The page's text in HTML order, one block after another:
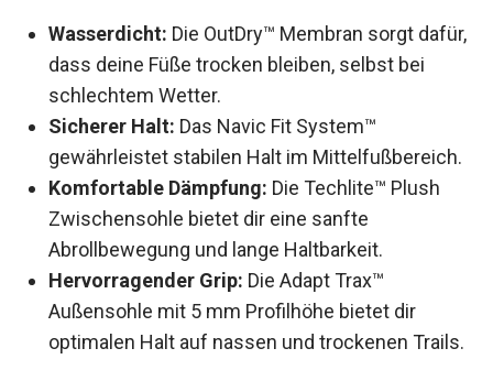
dafür, dass deine Füße trocken bleiben, selbst
bei schlechtem Wetter.
Sicherer Halt: Das Navic Fit System™
gewährleistet stabilen Halt im
Mittelfußbereich.
Komfortable Dämpfung: Die Techlite™ Plush
Zwischensohle bietet dir eine sanfte
Abrollbewegung und lange Haltbarkeit.
Hervorragender Grip: Die Adapt Trax™
Außensohle mit 5 mm Profilhöhe bietet dir
optimalen Halt auf nassen und trockenen